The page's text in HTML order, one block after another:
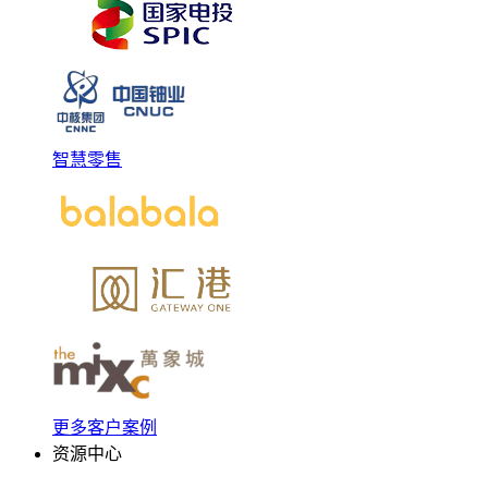
智慧零售
更多客户案例
资源中心